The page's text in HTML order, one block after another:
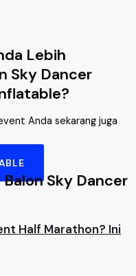
Lebih
Sky Dancer
Anda sekarang juga
Sky Dancer
Half Marathon? Ini